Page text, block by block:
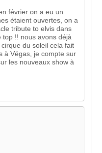
février on a eu un
étaient ouvertes, on a
tribute to elvis dans
top !! nous avons déjà
du soleil cela fait
à Végas, je compte sur
les nouveaux show à